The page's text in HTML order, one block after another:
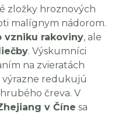
zložky hroznových
malígnym nádorom.
vzniku rakoviny, ale
. Výskumníci
na zvieratách
výrazne redukujú
čreva. V
v Číne sa